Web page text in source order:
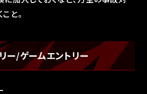
と。
ー/ゲームエントリー